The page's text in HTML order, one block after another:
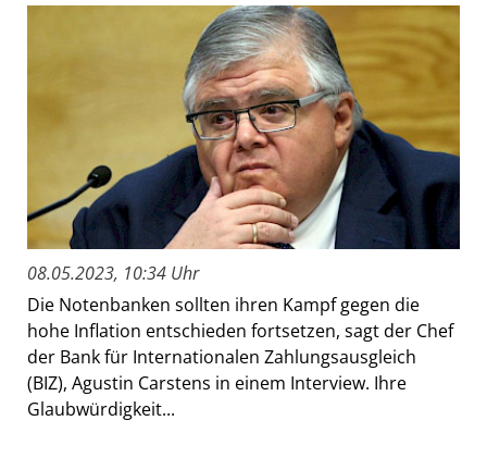
08.05.2023, 10:34 Uhr
Die Notenbanken sollten ihren Kampf gegen die
hohe Inflation entschieden fortsetzen, sagt der Chef
der Bank für Internationalen Zahlungsausgleich
(BIZ), Agustin Carstens in einem Interview. Ihre
Glaubwürdigkeit...